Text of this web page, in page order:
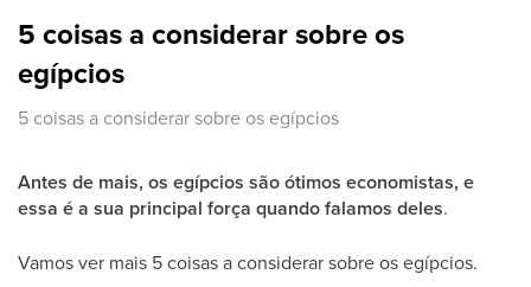
5 coisas a considerar sobre os
egípcios
5 coisas a considerar sobre os egípcios
Antes de mais, os egípcios são ótimos economistas, e
essa é a sua principal força quando falamos deles.
Vamos ver mais 5 coisas a considerar sobre os egípcios.